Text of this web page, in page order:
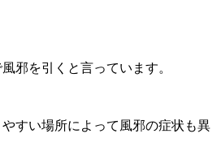
邪を引くと言っています。
すい場所によって風邪の症状も異